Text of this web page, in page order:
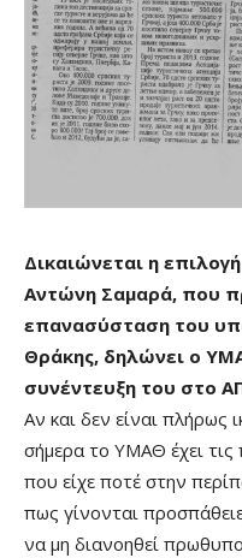
Δικαιώνεται η
Αντώνη Σαμαρά, που
επανασύσταση του
Θράκης, δηλώνει ο
συνέντευξη του στο
Αν και δεν είναι πλήρως
σήμερα το ΥΜΑΘ έχει τις
που είχε ποτέ στην
πως γίνονται
να μη διανοηθεί